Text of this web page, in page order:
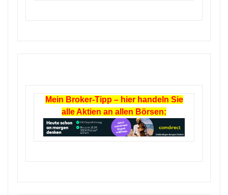
Mein Broker-Tipp – hier handeln Sie
alle Aktien an allen Börsen: